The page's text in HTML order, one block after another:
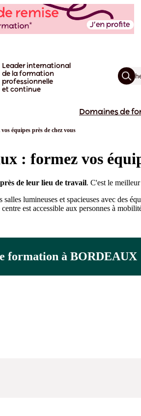
Leader international
de la formation
professionnelle
et continue
Domaines de
équipes près de chez vous
: formez vos
de leur lieu de travail. C'est le
lumineuses et spacieuses avec des
centre est accessible aux personnes à
formation à BORDEAUX